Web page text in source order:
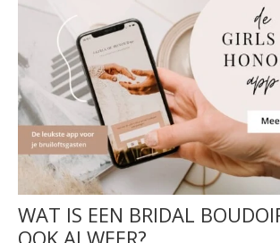
WAT IS EEN BRIDAL
OOK ALWEER?